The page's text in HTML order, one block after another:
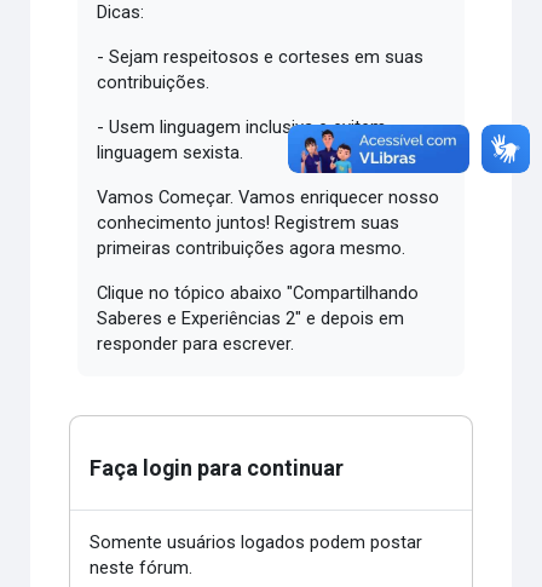
Dicas:
- Sejam respeitosos e corteses em suas
contribuições.
- Usem linguagem inclusiva e evitem
linguagem sexista.
Vamos Começar. Vamos enriquecer nosso
conhecimento juntos! Registrem suas
primeiras contribuições agora mesmo.
Clique no tópico abaixo "Compartilhando
Saberes e Experiências 2" e depois em
responder para escrever.
Faça login para continuar
Somente usuários logados podem postar
neste fórum.